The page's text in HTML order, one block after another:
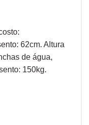
62cm. Altura
de água,
150kg.